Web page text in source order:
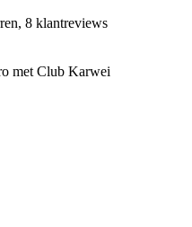
8 klantreviews
met Club Karwei